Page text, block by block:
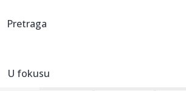
(FOTO)
23:16:
Pretraga
U fokusu